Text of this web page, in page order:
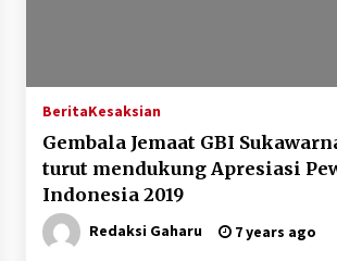
BeritaKesaksian
Gembala Jemaat GBI
turut mendukung Apresiasi
Indonesia 2019
Redaksi Gaharu 7 years ago